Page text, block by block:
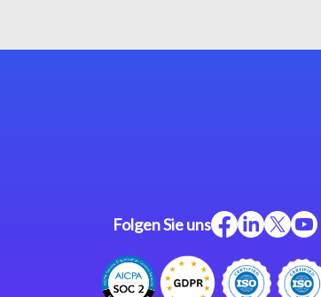
Folgen Sie uns